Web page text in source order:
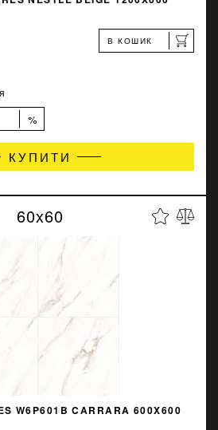
В КОШИК
%
КУПИТИ
60x60
W6P601B CARRARA 600X600